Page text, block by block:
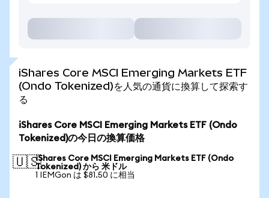
iShares Core MSCI Emerging Markets ETF
(Ondo Tokenized)を人気の通貨に換算して探索す
る
iShares Core MSCI Emerging Markets ETF (Ondo
Tokenized)の今日の換算価格
🇺🇸iShares Core MSCI Emerging Markets ETF (Ondo
Tokenized) から 米ドル
1 IEMGon は $81.50 に相当